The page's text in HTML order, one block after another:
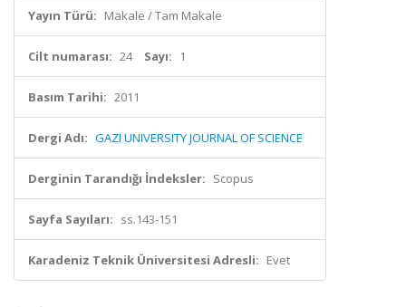
Yayın Türü: Makale / Tam Makale
Cilt numarası: 24 Sayı: 1
Basım Tarihi: 2011
Dergi Adı: GAZI UNIVERSITY JOURNAL OF SCIENCE
Derginin Tarandığı İndeksler: Scopus
Sayfa Sayıları: ss.143-151
Karadeniz Teknik Üniversitesi Adresli: Evet